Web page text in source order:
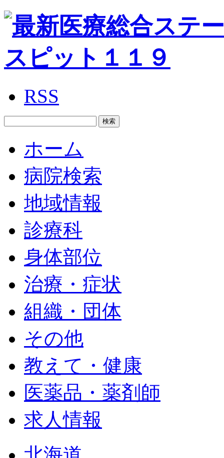
RSS
ホーム
病院検索
地域情報
診療科
身体部位
治療・症状
組織・団体
その他
教えて・健康
医薬品・薬剤師
求人情報